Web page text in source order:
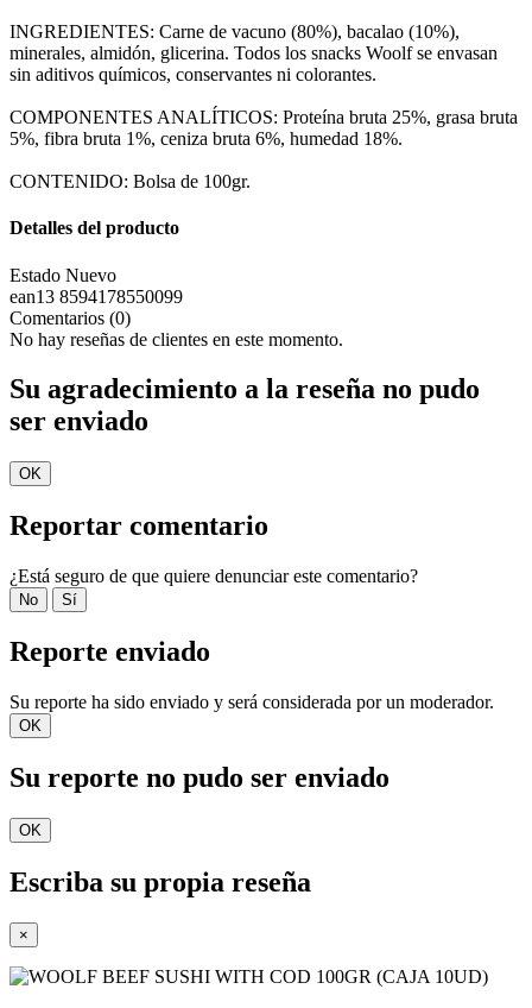
INGREDIENTES: Carne de vacuno (80%), bacalao (10%),
minerales, almidón, glicerina. Todos los snacks Woolf se envasan
sin aditivos químicos, conservantes ni colorantes.
COMPONENTES ANALÍTICOS: Proteína bruta 25%, grasa bruta
5%, fibra bruta 1%, ceniza bruta 6%, humedad 18%.
CONTENIDO: Bolsa de 100gr.
Detalles del producto
Estado Nuevo
ean13 8594178550099
Comentarios (0)
No hay reseñas de clientes en este momento.
Su agradecimiento a la reseña no pudo
ser enviado
OK
Reportar comentario
¿Está seguro de que quiere denunciar este comentario?
No Sí
Reporte enviado
Su reporte ha sido enviado y será considerada por un moderador.
OK
Su reporte no pudo ser enviado
OK
Escriba su propia reseña
×